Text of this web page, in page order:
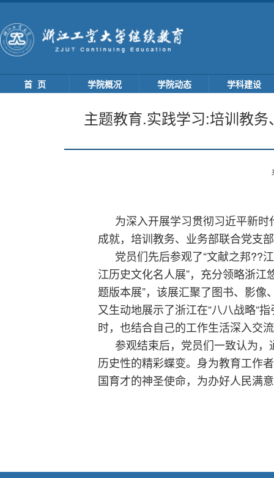
首 页 学院概况 学院动态 学科建设
主题教育.实践学习:培训教
为深入开展学习贯彻习近平新
成就，培训教务、业务部联合党支
党员们先后参观了“文献之邦??
江历史文化名人展”，充分领略浙江
题版本展”，该展汇聚了图书、影
又生动地展示了浙江在“八八战略“
时，也结合自己的工作生活深入交
参观结束后，党员们一致认为
历史性的精彩蝶变。身为教育工作
国育才的神圣使命，为办好人民满